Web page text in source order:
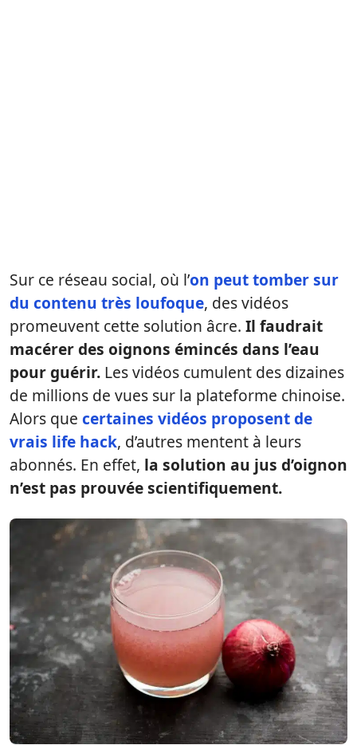
Sur ce réseau social, où l’on peut tomber sur
du contenu très loufoque, des vidéos
promeuvent cette solution âcre. Il faudrait
macérer des oignons émincés dans l’eau
pour guérir. Les vidéos cumulent des dizaines
de millions de vues sur la plateforme chinoise.
Alors que certaines vidéos proposent de
vrais life hack, d’autres mentent à leurs
abonnés. En effet, la solution au jus d’oignon
n’est pas prouvée scientifiquement.